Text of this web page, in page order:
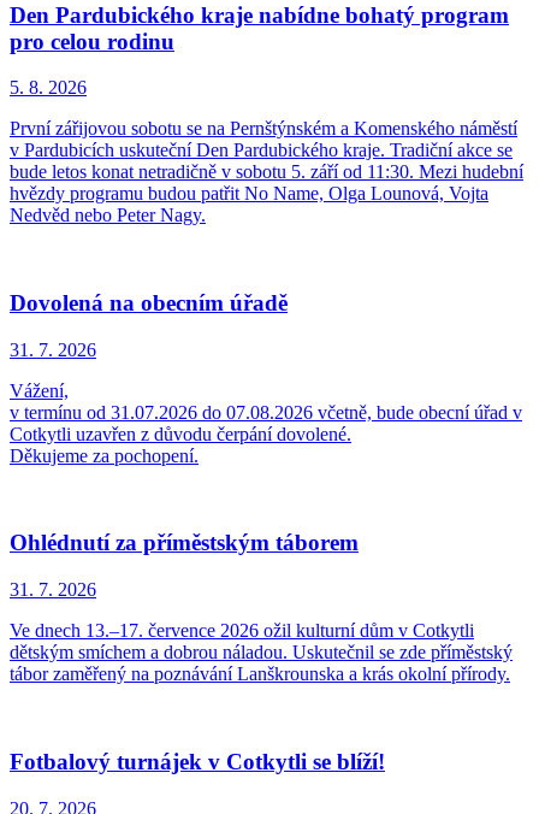
Den Pardubického kraje nabídne bohatý program
pro celou rodinu
5. 8. 2026
První zářijovou sobotu se na Pernštýnském a Komenského náměstí
v Pardubicích uskuteční Den Pardubického kraje. Tradiční akce se
bude letos konat netradičně v sobotu 5. září od 11:30. Mezi hudební
hvězdy programu budou patřit No Name, Olga Lounová, Vojta
Nedvěd nebo Peter Nagy.
Dovolená na obecním úřadě
31. 7. 2026
Vážení,
v termínu od 31.07.2026 do 07.08.2026 včetně, bude obecní úřad v
Cotkytli uzavřen z důvodu čerpání dovolené.
Děkujeme za pochopení.
Ohlédnutí za příměstským táborem
31. 7. 2026
Ve dnech 13.–17. července 2026 ožil kulturní dům v Cotkytli
dětským smíchem a dobrou náladou. Uskutečnil se zde příměstský
tábor zaměřený na poznávání Lanškrounska a krás okolní přírody.
Fotbalový turnájek v Cotkytli se blíží!
20. 7. 2026